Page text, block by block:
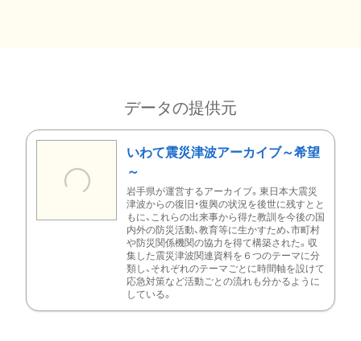
データの提供元
いわて震災津波アーカイブ～希望
～
岩手県が運営するアーカイブ。東日本大震災
津波からの復旧・復興の状況を後世に残すとと
もに、これらの出来事から得た教訓を今後の国
内外の防災活動、教育等に生かすため、市町村
や防災関係機関の協力を得て構築された。収
集した震災津波関連資料を６つのテーマに分
類し、それぞれのテーマごとに時間軸を設けて
応急対策など活動ごとの流れも分かるように
している。